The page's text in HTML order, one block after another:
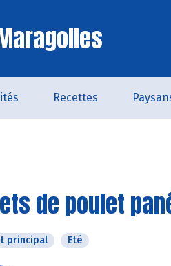
Recettes
de poulet
principal Eté